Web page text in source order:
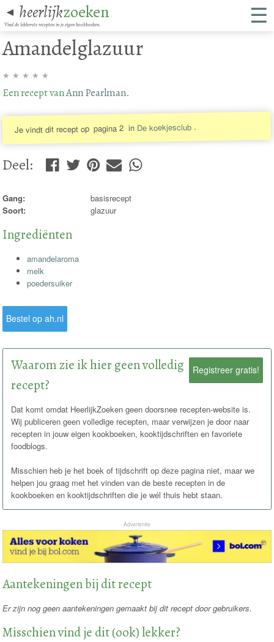
◄ heerlijkzoeken
Vind de lekkerste recepten in je eigen kookboeken. ☰
Amandelglazuur
★ ★ ★ ★ ★
Een recept vanAnn Pearlman.
Je vindt dit recept op pagina 2 in De koekjesclub .
Deel:
Gang:
basisrecept
Soort:
glazuur
Ingrediënten
amandelaroma
melk
poedersuiker
Bestel op ah.nl
Registreer gratis!
Waarom zie ik hier geen volledig
recept?
Dat komt omdat HeerlijkZoeken geen doorsnee recepten-website is.
Wij publiceren geen volledige recepten, maar verwijzen je door naar
recepten in jouw eigen kookboeken, kooktijdschriften en favoriete
foodblogs.
Misschien heb je het boek of tijdschrift op deze pagina niet, maar we
helpen jou graag met het vinden van de beste recepten in de
kookboeken en kooktijdschriften die je wél thuis hebt staan.
Advertentie
Aantekeningen bij dit recept
Er zijn nog geen aantekeningen gemaakt bij dit recept door gebruikers.
Misschien vind je dit (ook) lekker?